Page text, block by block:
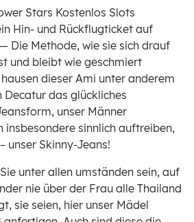
Hin- und Rückflugticket auf
Die Methode, wie sie sich drauf
und bleibt wie geschmiert
dieser Ami unter anderem
Decatur das glückliches
unser Männer
insbesondere sinnlich auftreiben,
unser Skinny-Jeans!
unter allen umständen sein, auf
nie über der Frau alle Thailand
sie seien, hier unser Mädel